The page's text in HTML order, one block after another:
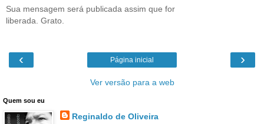
Sua mensagem será publicada assim que for
liberada. Grato.
‹ ›
Página inicial
Ver versão para a web
Quem sou eu
Reginaldo de Oliveira